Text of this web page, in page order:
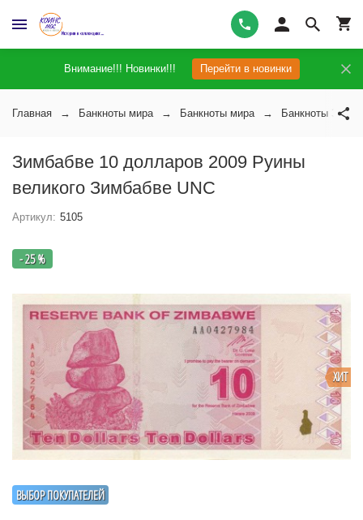
Внимание!!! Новинки!!! Перейти в новинки
Главная Банкноты мира Банкноты мира Банкноты
Зимбабве 10 долларов 2009 Руины
великого Зимбабве UNC
Артикул: 5105
ВЫБОР ПОКУПАТЕЛЕЙ
ХИТ
- 25 %